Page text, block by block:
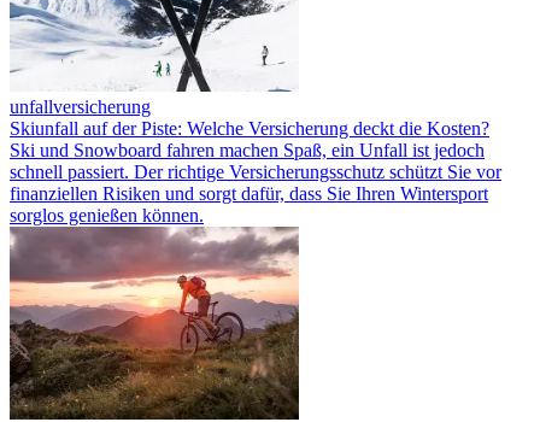
unfallversicherung
Skiunfall auf der Piste: Welche Versicherung deckt die Kosten?
Ski und Snowboard fahren machen Spaß, ein Unfall ist jedoch
schnell passiert. Der richtige Versicherungsschutz schützt Sie vor
finanziellen Risiken und sorgt dafür, dass Sie Ihren Wintersport
sorglos genießen können.